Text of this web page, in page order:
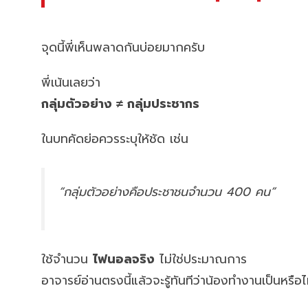
จุดนี้พี่เห็นพลาดกันบ่อยมากครับ
พี่เน้นเลยว่า
กลุ่มตัวอย่าง ≠ กลุ่มประชากร
ในบทคัดย่อควรระบุให้ชัด เช่น
“กลุ่มตัวอย่างคือประชาชนจำนวน 400 คน”
ใช้จำนวน ไฟนอลจริง ไม่ใช่ประมาณการ
อาจารย์อ่านตรงนี้แล้วจะรู้ทันทีว่าน้องทำงานเป็นหรือ